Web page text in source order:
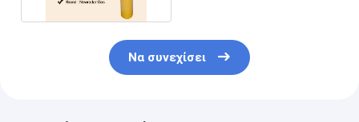
Να συνεχίσει